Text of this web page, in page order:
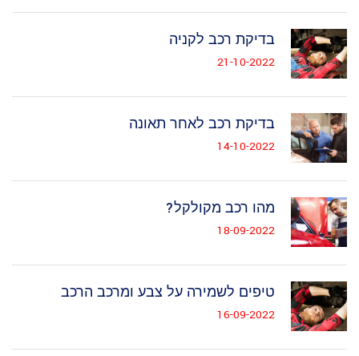
בדיקת רכב לקניה
21-10-2022
בדיקת רכב לאחר תאונה
14-10-2022
מהו רכב מקולקל?
18-09-2022
טיפים לשמירה על צבע ומרכב הרכב
16-09-2022